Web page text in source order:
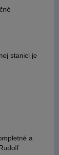
stanici je
a